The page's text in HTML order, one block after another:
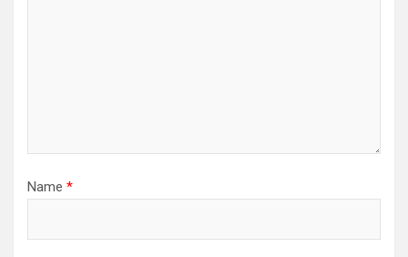
Name *